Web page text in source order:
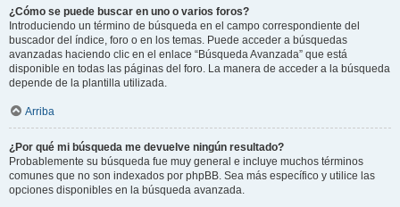
¿Cómo se puede buscar en uno o varios foros?
Introduciendo un término de búsqueda en el campo correspondiente del
buscador del índice, foro o en los temas. Puede acceder a búsquedas
avanzadas haciendo clic en el enlace “Búsqueda Avanzada” que está
disponible en todas las páginas del foro. La manera de acceder a la búsqueda
depende de la plantilla utilizada.
Arriba
¿Por qué mi búsqueda me devuelve ningún resultado?
Probablemente su búsqueda fue muy general e incluye muchos términos
comunes que no son indexados por phpBB. Sea más específico y utilice las
opciones disponibles en la búsqueda avanzada.